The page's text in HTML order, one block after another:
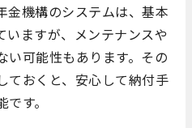
金機構のシステムは、基本
ますが、メンテナンスや
い可能性もあります。その
ておくと、安心して納付手
す。